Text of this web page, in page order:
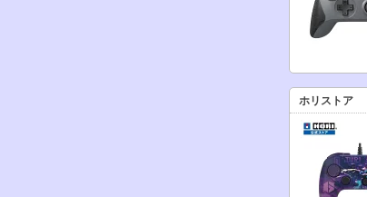
ホリストア